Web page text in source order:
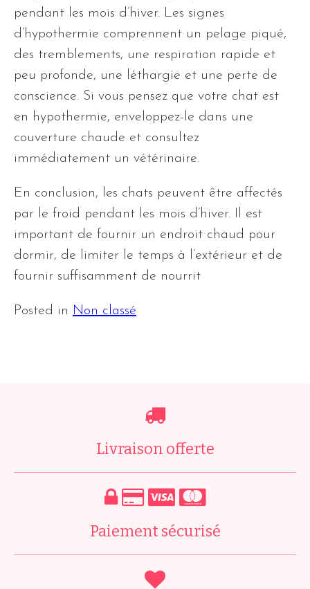
pendant les mois d’hiver. Les signes
d’hypothermie comprennent un pelage piqué,
des tremblements, une respiration rapide et
peu profonde, une léthargie et une perte de
conscience. Si vous pensez que votre chat est
en hypothermie, enveloppez-le dans une
couverture chaude et consultez
immédiatement un vétérinaire.
En conclusion, les chats peuvent être affectés
par le froid pendant les mois d’hiver. Il est
important de fournir un endroit chaud pour
dormir, de limiter le temps à l’extérieur et de
fournir suffisamment de nourrit
Posted in Non classé
Livraison offerte
Paiement sécurisé